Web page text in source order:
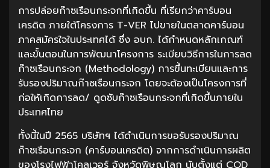
การปล่อยก๊าซเรือนกระจกที่เกิดขึ้น ที่เรียกว่าคาร์บอน
เครดิต ภายใต้โครงการ T-VER ไปขายในตลาดคาร์บอน
ภาคสมัครใจในประเทศได้ ซึ่ง อบก. ได้กำหนดหลักเกณฑ์
และขั้นตอนในการพัฒนาโครงการ ระเบียบวิธีการในการลด
ก๊าซเรือนกระจก (Methodology) การขึ้นทะเบียนและการ
รับรองปริมาณก๊าซเรือนกระจก โดยจะต้องเป็นโครงการที่
ก่อให้เกิดการลด/ ดูดซับก๊าซเรือนกระจกที่เกิดขึ้นภายใน
ประเทศไทย
ทั้งนี้ในปี 2565 บริษัทฯ ได้ดำเนินการขอรับรองปริมาณ
ก๊าซเรือนกระจก (คาร์บอนเครดิต) จากการดำเนินการผลิต
ของโรงไฟฟ้าโคลเวอร์​ จังหวัดพิษณุโลก นับตั้งแต่ COD